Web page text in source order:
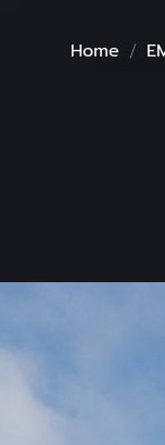
Home